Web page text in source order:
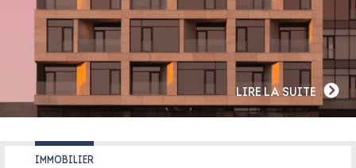
LIRE LA SUITE
IMMOBILIER